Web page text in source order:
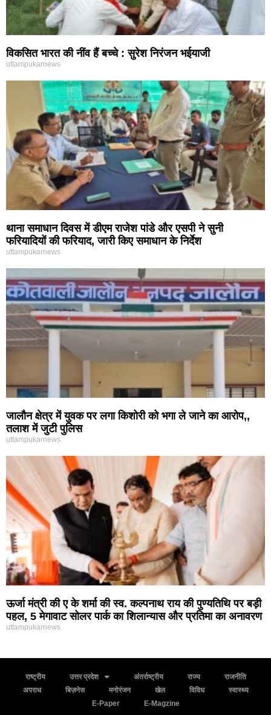
विकसित भारत की नींव हैं बच्चे : सुरेश निरंजन भईयाजी
uttampukarnews
थाना समाधान दिवस में डीएम राजेश पांडे और एसपी ने सुनी
फरियादियों की फरियाद, जारी किए समाधान के निर्देश
uttampukarnews
जालौन क्षेत्र में युवक पर लगा किशोरी को भगा ले जाने का आरोप,,
तलाश में जुटी पुलिस
uttampukarnews
ऊर्जा मंत्री की ए के शर्मा की स्व. कल्पनाथ राय की पुण्यतिथि पर बड़ी
पहल, 5 मेगावाट सोलर पार्क का शिलान्यास और प्रतिमा का अनावरण
uttampukarnews
राष्ट्रीय उत्तर प्रदेश अंतर्राष्ट्रीय राज्य
राजनीति
अपराध
बिज़नेस मनोरंजन खेल विविध
स्वास्थ्य
E-Paper
E-Magzine